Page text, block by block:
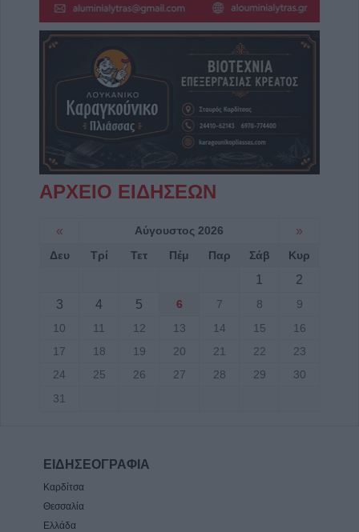
ΑΡΧΕΙΟ ΕΙΔΗΣΕΩΝ
« Αύγουστος 2026 »
Δευ Τρί Τετ Πέμ Παρ Σάβ Κυρ
1
2
3
4 5 6 7 8
9
10
11 12 13 14 15
16
17
18 19 20 21 22
23
24
25 26 27 28 29
30
31
ΕΙΔΗΣΕΟΓΡΑΦΙΑ
Καρδίτσα
Θεσσαλία
Ελλάδα